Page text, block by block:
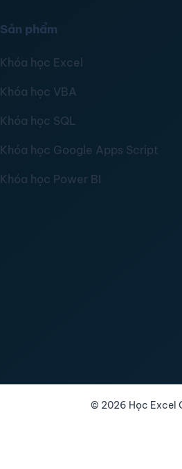
Sản phẩm
Khóa học Excel
Khóa học VBA
Khóa học SQL
Khóa học Google Apps Script
Khóa học Power BI
© 2026 Học Excel